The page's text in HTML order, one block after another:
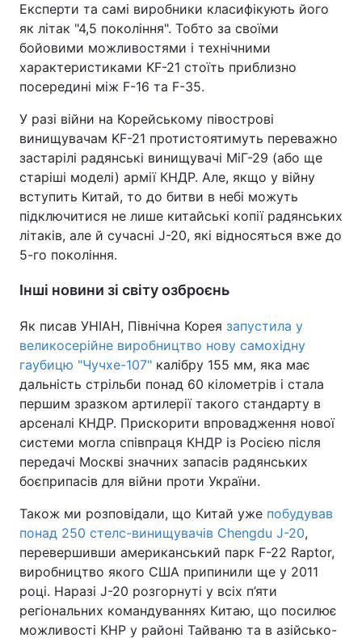
Експерти та самі виробники класифікують його
як літак "4,5 покоління". Тобто за своїми
бойовими можливостями і технічними
характеристиками KF-21 стоїть приблизно
посередині між F-16 та F-35.
У разі війни на Корейському півострові
винищувачам KF-21 протистоятимуть переважно
застарілі радянські винищувачі МіГ-29 (або ще
старіші моделі) армії КНДР. Але, якщо у війну
вступить Китай, то до битви в небі можуть
підключитися не лише китайські копії радянських
літаків, але й сучасні J-20, які відносяться вже до
5-го покоління.
Інші новини зі світу озброєнь
Як писав УНІАН, Північна Корея запустила у
великосерійне виробництво нову самохідну
гаубицю "Чучхе-107" калібру 155 мм, яка має
дальність стрільби понад 60 кілометрів і стала
першим зразком артилерії такого стандарту в
арсеналі КНДР. Прискорити впровадження нової
системи могла співпраця КНДР із Росією після
передачі Москві значних запасів радянських
боєприпасів для війни проти України.
Також ми розповідали, що Китай уже побудував
понад 250 стелс-винищувачів Chengdu J-20,
перевершивши американський парк F-22 Raptor,
виробництво якого США припинили ще у 2011
році. Наразі J-20 розгорнуті у всіх п’яти
регіональних командуваннях Китаю, що посилює
можливості КНР у районі Тайваню та в азійсько-